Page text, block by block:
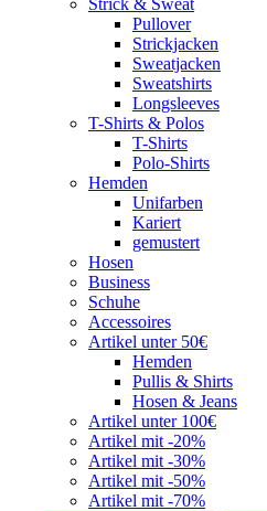
Strick & Sweat
Pullover
Strickjacken
Sweatjacken
Sweatshirts
Longsleeves
T-Shirts & Polos
T-Shirts
Polo-Shirts
Hemden
Unifarben
Kariert
gemustert
Hosen
Business
Schuhe
Accessoires
Artikel unter 50€
Hemden
Pullis & Shirts
Hosen & Jeans
Artikel unter 100€
Artikel mit -20%
Artikel mit -30%
Artikel mit -50%
Artikel mit -70%